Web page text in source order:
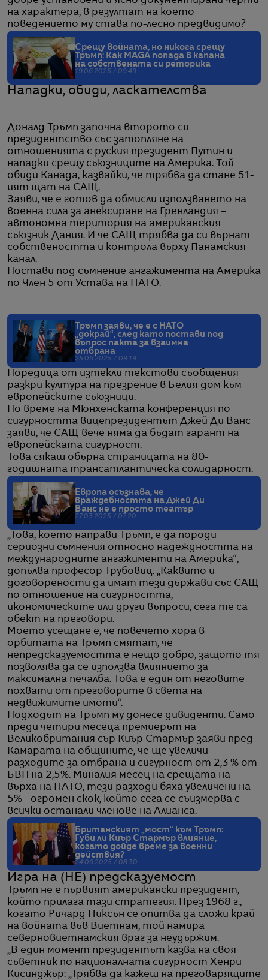
на характера, в резултат на което
поведението му става по-лесно предвидимо?
Срещу войната, но никога срещу
Тръмп: Как MAGA попада в капана
на собствената си реторика
19.06.2025 / 09:49
Нападки, обиди, ласкателства
Доналд Тръмп започна второто си
президентство със затопляне на
отношенията с руския президент Путин и
нападки срещу съюзниците на Америка. Той
обиди Канада, казвайки, че трябва да стане 51-
ият щат на САЩ.
Заяви, че е готов да обмисли използването на
военна сила за анексиране на Гренландия –
автономна територия на американския
съюзник Дания. И че САЩ трябва да си върнат
собствеността и контрола върху Панамския
канал.
Постави под съмнение ангажимента на Америка
по Член 5 от Устава на НАТО.
Тръмп заяви, че е с НАТО
„докрай“, след като постави под
въпрос пакта за взаимна
отбрана
25.06.2025 / 09:19
Поредица от изтекли текстови съобщения
разкри култура на презрение в Белия дом към
европейските съюзници.
По време на Мюнхенската конференция по
сигурността вицепрезидентът Джей Ди Ванс
заяви, че САЩ вече няма да бъдат гарант на
европейската сигурност.
Това сякаш обърна страницата на 80-
годишната трансатлантическа солидарност.
Европа осъзнава, че
враждебността на Джей Ди
Ванс не е просто театър
27.03.2025 / 07:20
„Това, което направи Тръмп, е да породи
сериозни съмнения относно надеждността на
международните ангажименти на Америка“,
допълва професор Трубовиц. „Каквито и
договорености да имат тези държави със САЩ
по отношение на сигурността,
икономическите или други въпроси, сега те са
обект на преговори.
Моето усещане е, че повечето хора в
орбитата на Тръмп смятат, че
непредсказуемостта е нещо добро, защото тя
позволява да се използва влиянието за
максимална печалба. Това е един от неговите
похвати от преговорите в света на
недвижимите имоти“.
Подходът на Тръмп му донесе дивиденти. Само
преди четири месеца премиерът на
Великобритания сър Киър Стармър заяви пред
Камарата на общините, че ще увеличи
разходите за отбрана и сигурност от 2,3 % от
БВП на 2,5%. Миналия месец на срещата на
върха на НАТО, тези разходи бяха увеличени на
5% - огромен скок, който сега се съизмерва с
всички останали членове на Алианса.
Британският „мост“ към Тръмп:
Губи ли Киър Стармър влияние,
когато дойде време за военни
действия?
24.06.2025 / 08:30
Игра на (НЕ) предсказуемост
Тръмп не е първият американски президент,
който прилага тази стратегия. През 1968 г.,
когато Ричард Никсън се опитва да сложи край
на войната във Виетнам, той намира
северновиетнамския враг за неудържим.
„В един момент президентът казва на своя
съветник по националната сигурност Хенри
Кисинджър: „Трябва да кажеш на преговарящите